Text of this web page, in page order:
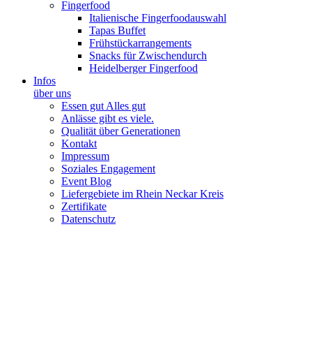
Fingerfood
Italienische Fingerfoodauswahl
Tapas Buffet
Frühstückarrangements
Snacks für Zwischendurch
Heidelberger Fingerfood
Infos
über uns
Essen gut Alles gut
Anlässe gibt es viele.
Qualität über Generationen
Kontakt
Impressum
Soziales Engagement
Event Blog
Liefergebiete im Rhein Neckar Kreis
Zertifikate
Datenschutz